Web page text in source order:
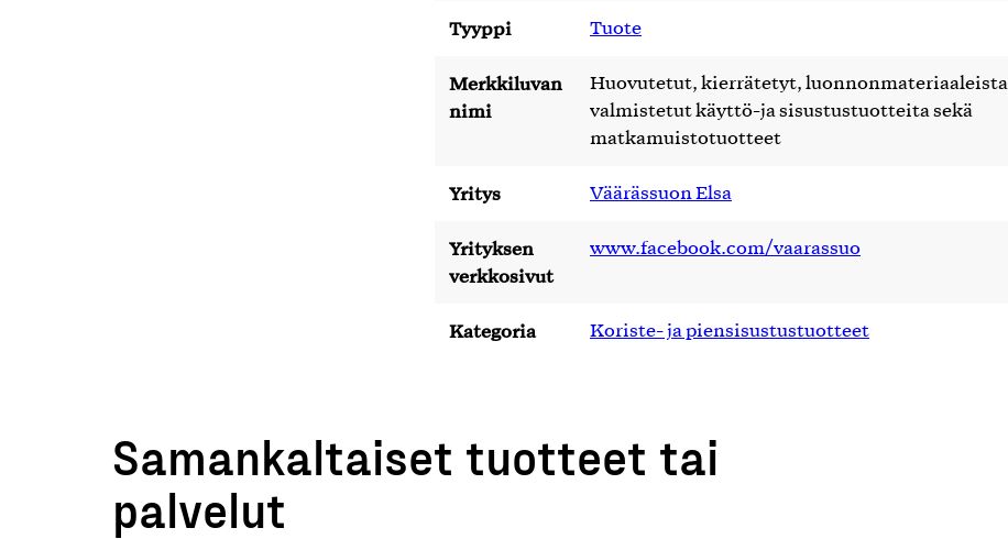
Tyyppi Tuote
Merkkiluvan
nimi
Huovutetut, kierrätetyt, luonnonmateriaaleista
valmistetut käyttö-ja sisustustuotteita sekä
matkamuistotuotteet
Yritys Väärässuon Elsa
Yrityksen
verkkosivut
www.facebook.com/vaarassuo
Kategoria Koriste- ja piensisustustuotteet
Samankaltaiset tuotteet tai
palvelut